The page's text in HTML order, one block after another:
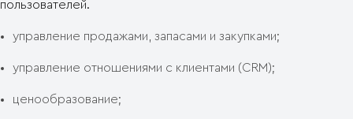
пользователей.
управление продажами, запасами и закупками;
управление отношениями с клиентами (CRM);
ценообразование;